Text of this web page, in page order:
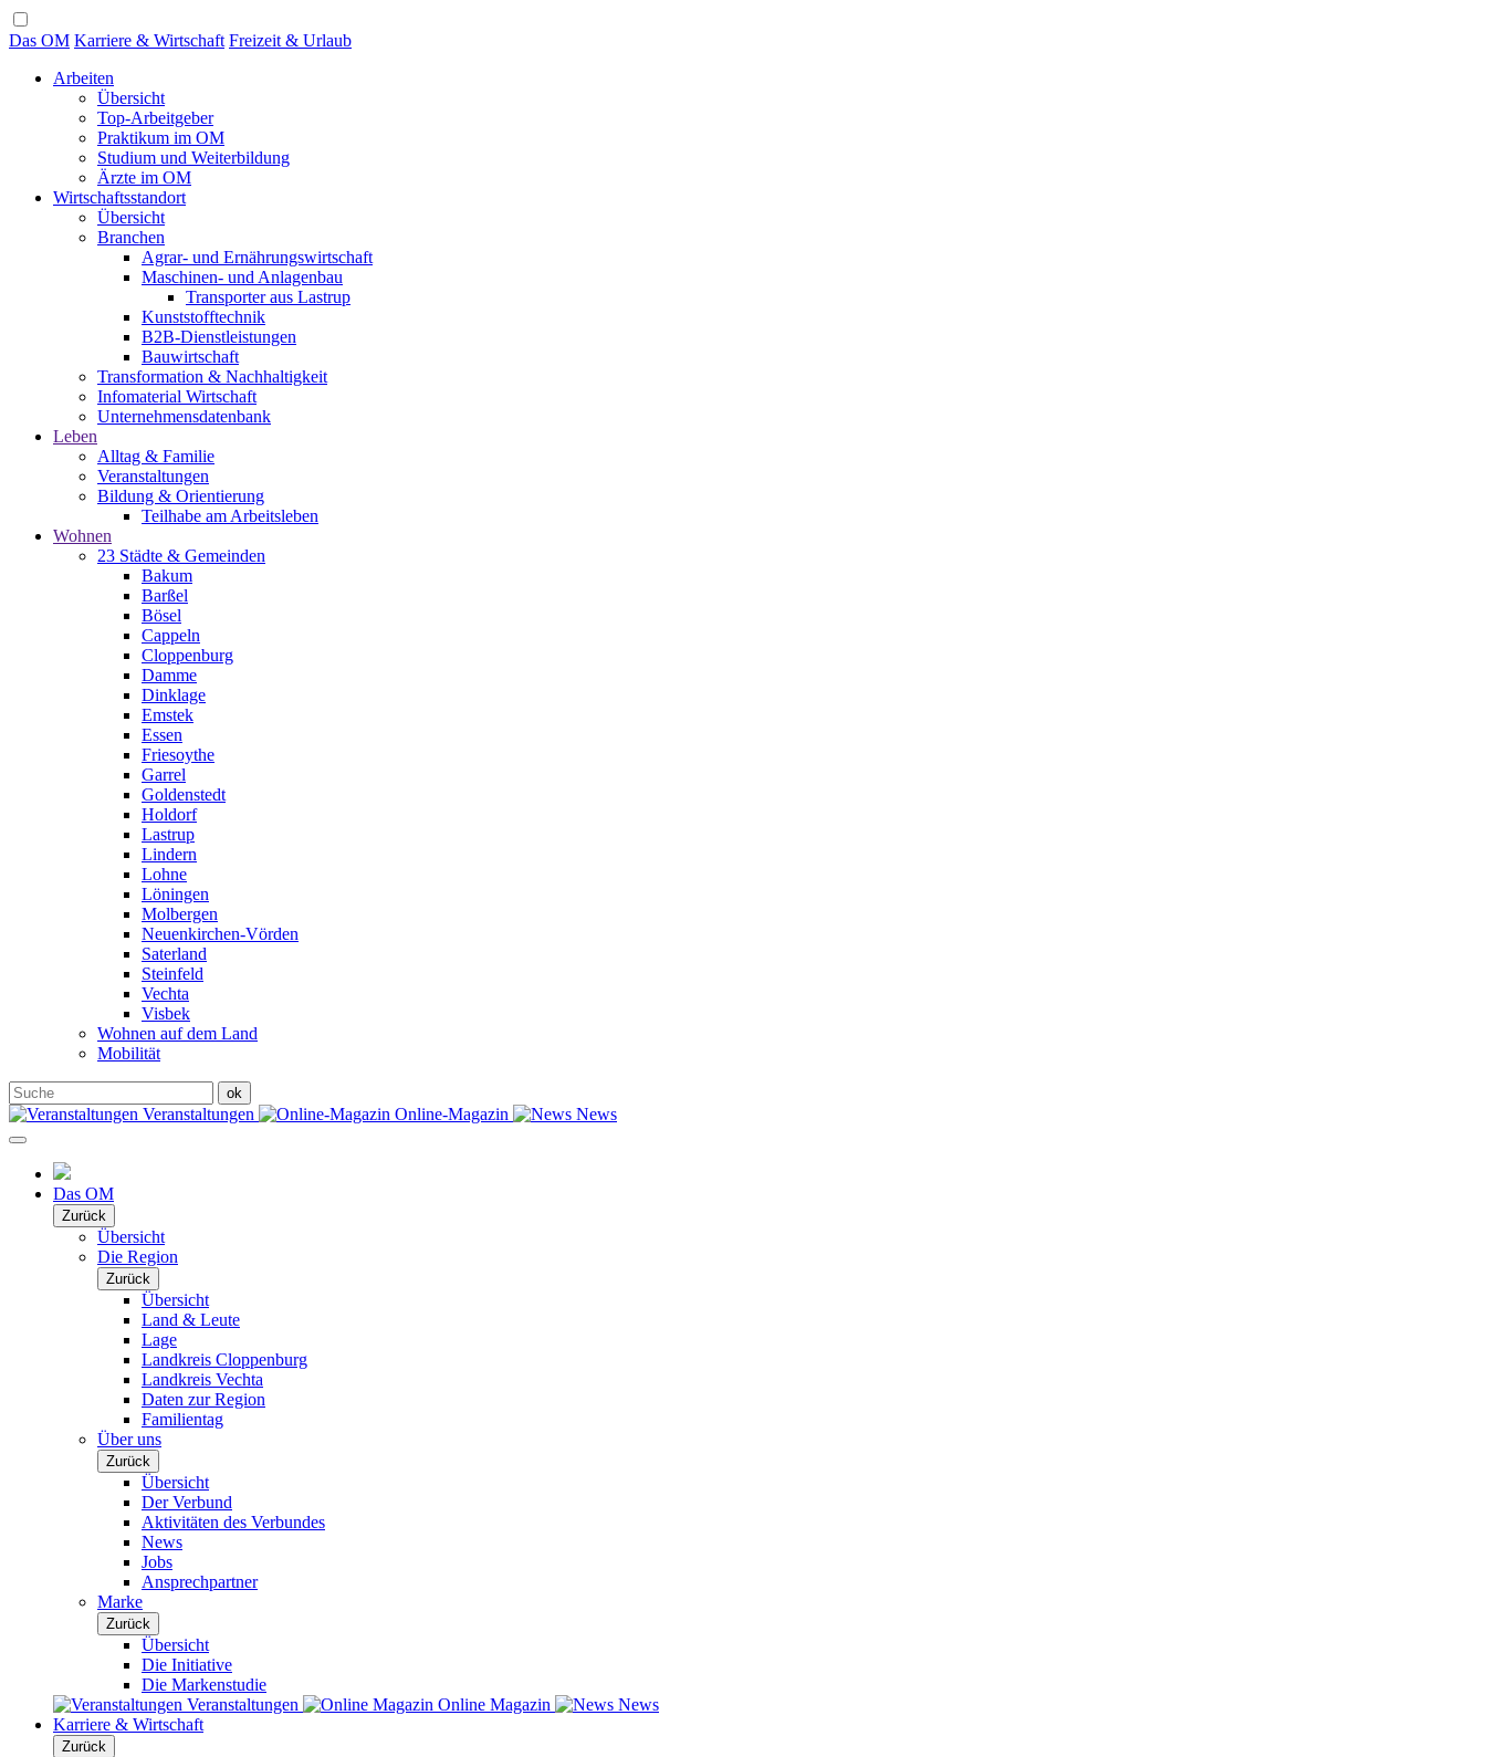
Das OM Karriere & Wirtschaft Freizeit & Urlaub
Arbeiten
Übersicht
Top-Arbeitgeber
Praktikum im OM
Studium und Weiterbildung
Ärzte im OM
Wirtschaftsstandort
Übersicht
Branchen
Agrar- und Ernährungswirtschaft
Maschinen- und Anlagenbau
Transporter aus Lastrup
Kunststofftechnik
B2B-Dienstleistungen
Bauwirtschaft
Transformation & Nachhaltigkeit
Infomaterial Wirtschaft
Unternehmensdatenbank
Leben
Alltag & Familie
Veranstaltungen
Bildung & Orientierung
Teilhabe am Arbeitsleben
Wohnen
23 Städte & Gemeinden
Bakum
Barßel
Bösel
Cappeln
Cloppenburg
Damme
Dinklage
Emstek
Essen
Friesoythe
Garrel
Goldenstedt
Holdorf
Lastrup
Lindern
Lohne
Löningen
Molbergen
Neuenkirchen-Vörden
Saterland
Steinfeld
Vechta
Visbek
Wohnen auf dem Land
Mobilität
Veranstaltungen Online-Magazin News
Das OM
Zurück
Übersicht
Die Region
Zurück
Übersicht
Land & Leute
Lage
Landkreis Cloppenburg
Landkreis Vechta
Daten zur Region
Familientag
Über uns
Zurück
Übersicht
Der Verbund
Aktivitäten des Verbundes
News
Jobs
Ansprechpartner
Marke
Zurück
Übersicht
Die Initiative
Die Markenstudie
Veranstaltungen
Online Magazin
News
Karriere & Wirtschaft
Zurück